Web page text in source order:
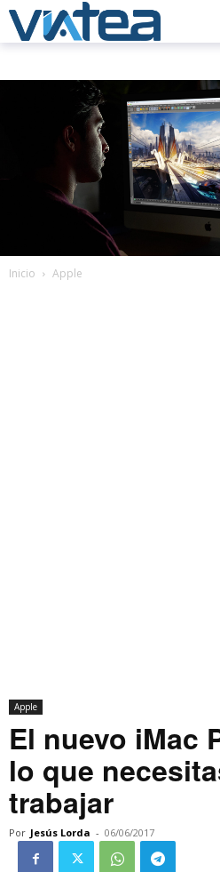
Inicio Apple
Apple
El nuevo iMac
lo que
trabajar
Por Jesús Lorda - 06/06/2017